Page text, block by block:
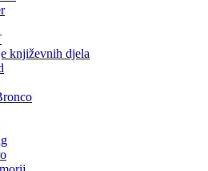
književnih djela